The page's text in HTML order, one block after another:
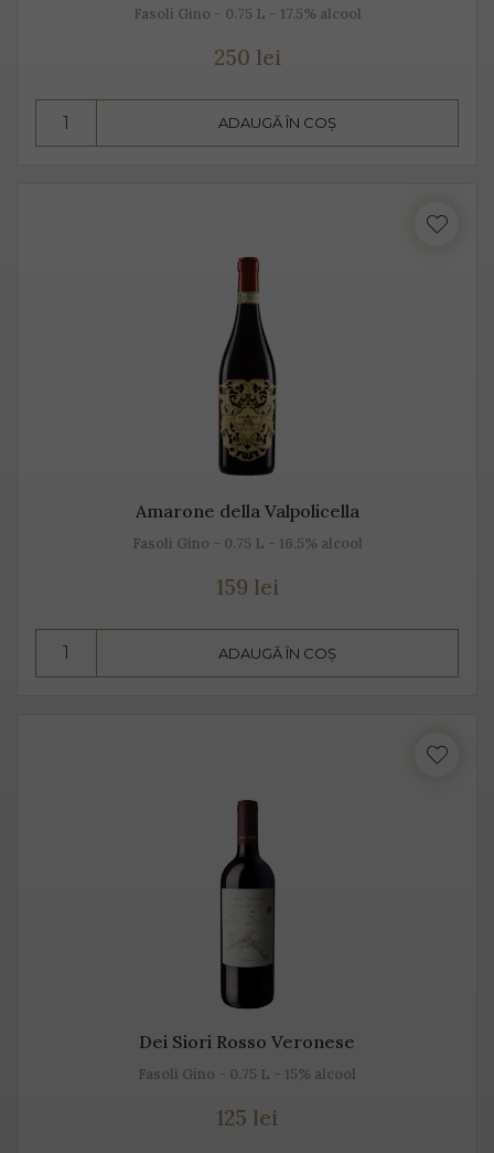
Fasoli Gino - 0.75 L - 17.5% alcool
250 lei
ADAUGĂ ÎN COȘ
Amarone della Valpolicella
Fasoli Gino - 0.75 L - 16.5% alcool
159 lei
ADAUGĂ ÎN COȘ
Dei Siori Rosso Veronese
Fasoli Gino - 0.75 L - 15% alcool
125 lei